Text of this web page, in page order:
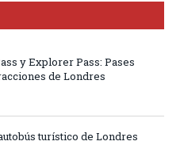
y Explorer Pass: Pases
de Londres
turístico de Londres